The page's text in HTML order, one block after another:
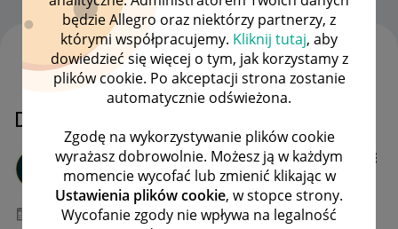
będzie Allegro oraz niektórzy partnerzy, z
którymi współpracujemy. Kliknij tutaj, aby
dowiedzieć się więcej o tym, jak korzystamy z
plików cookie. Po akceptacji strona zostanie
automatycznie odświeżona.
Zgodę na wykorzystywanie plików cookie
wyrażasz dobrowolnie. Możesz ją w każdym
momencie wycofać lub zmienić klikając w
Ustawienia plików cookie, w stopce strony.
Wycofanie zgody nie wpływa na legalność
DHL brak podjazu
PPHU-SEZON
#8 Zapaleniec
‎25-04-2025 08:22
WSZYSTKIE TEMATY